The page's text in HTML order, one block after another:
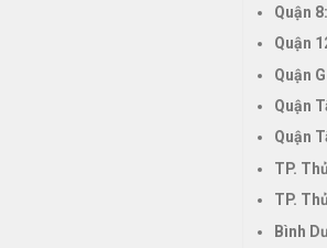
Quận 8:
Quận
Quận
Quận
Quận
TP.
TP.
Bình